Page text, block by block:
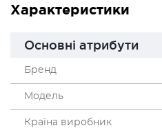
Характеристики
Основні атрибути
Бренд
Модель
Країна виробник